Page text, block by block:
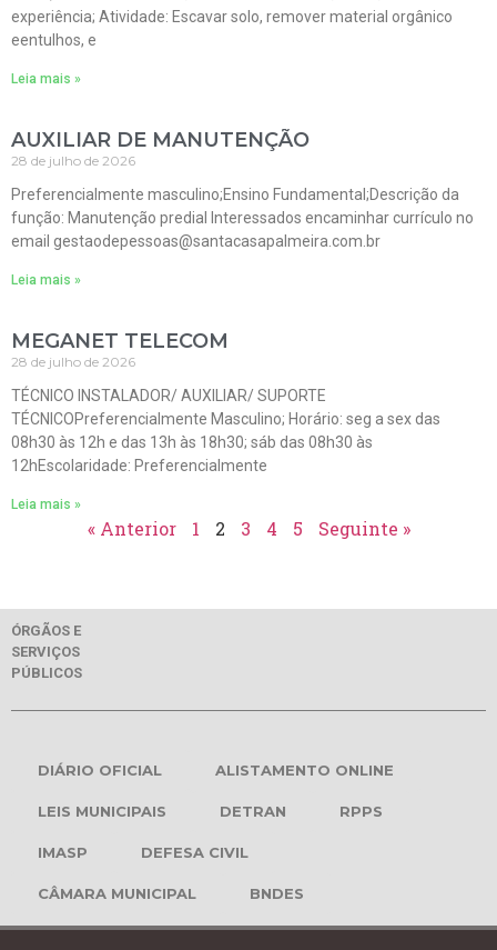
experiência; Atividade: Escavar solo, remover material orgânico
eentulhos, e
Leia mais »
AUXILIAR DE MANUTENÇÃO
28 de julho de 2026
Preferencialmente masculino;Ensino Fundamental;Descrição da
função: Manutenção predial Interessados encaminhar currículo no
email gestaodepessoas@santacasapalmeira.com.br
Leia mais »
MEGANET TELECOM
28 de julho de 2026
TÉCNICO INSTALADOR/ AUXILIAR/ SUPORTE
TÉCNICOPreferencialmente Masculino; Horário: seg a sex das
08h30 às 12h e das 13h às 18h30; sáb das 08h30 às
12hEscolaridade: Preferencialmente
Leia mais »
« Anterior 1 2 3 4 5 Seguinte »
ÓRGÃOS E
SERVIÇOS
PÚBLICOS
DIÁRIO OFICIAL ALISTAMENTO ONLINE
LEIS MUNICIPAIS DETRAN RPPS
IMASP DEFESA CIVIL
CÂMARA MUNICIPAL BNDES